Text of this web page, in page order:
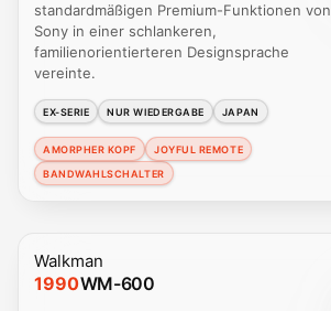
standardmäßigen Premium-Funktionen von
Sony in einer schlankeren,
familienorientierteren Designsprache
vereinte.
EX-SERIE NUR WIEDERGABE JAPAN
AMORPHER KOPF
JOYFUL REMOTE
BANDWAHLSCHALTER
Walkman
1990WM-600